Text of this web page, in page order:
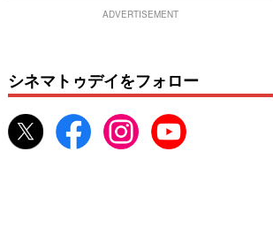
わたくしどもは。
ADVERTISEMENT
シネマトゥデイをフォロー